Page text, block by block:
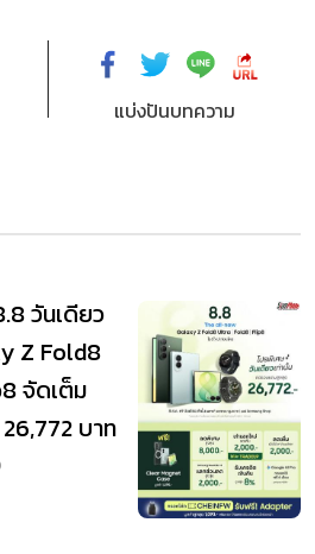
แบ่งปันบทความ
วันเดียว
Z Fold8
จัดเต็ม
บาท